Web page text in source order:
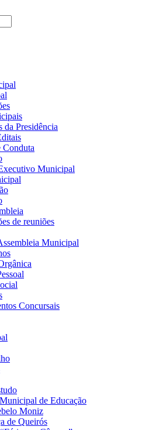
da Presidência
Conduta
Municipal
de reuniões
Municipal
Concursais
de Educação
Moniz
de Queirós